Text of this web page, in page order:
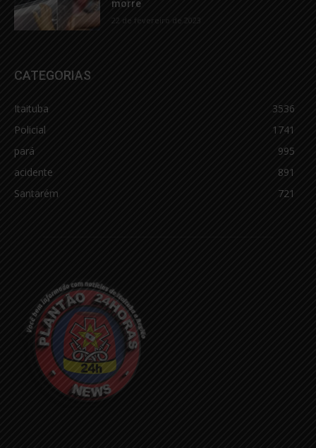
morre
22 de fevereiro de 2023
CATEGORIAS
Itaituba
3536
Policial
1741
pará
995
acidente
891
Santarém
721